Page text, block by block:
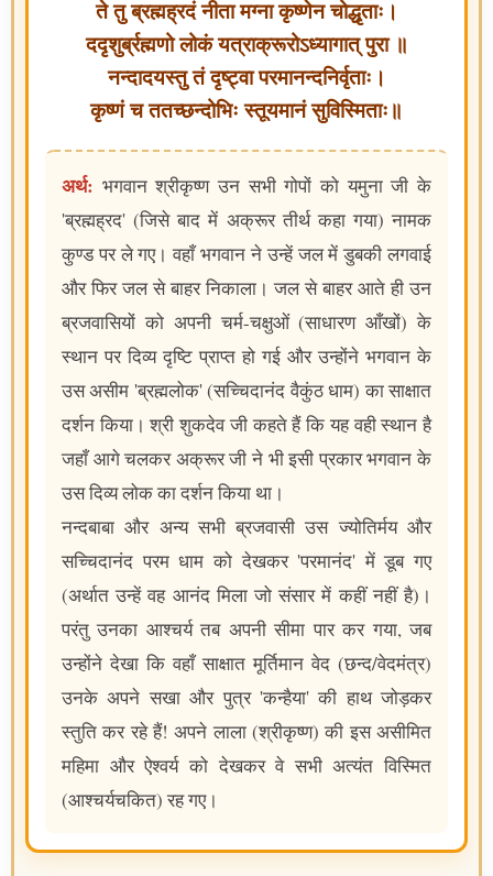
ते तु ब्रह्मह्रदं नीता मग्ना कृष्णेन चोद्धृताः।
ददृशुर्ब्रह्मणो लोकं यत्राक्रूरोऽध्यागात् पुरा ॥
नन्दादयस्तु तं दृष्ट्वा परमानन्दनिर्वृताः।
कृष्णं च ततच्छन्दोभिः स्तूयमानं सुविस्मिताः॥
अर्थ: भगवान श्रीकृष्ण उन सभी गोपों को यमुना जी के
'ब्रह्मह्रद' (जिसे बाद में अक्रूर तीर्थ कहा गया) नामक
कुण्ड पर ले गए। वहाँ भगवान ने उन्हें जल में डुबकी लगवाई
और फिर जल से बाहर निकाला। जल से बाहर आते ही उन
ब्रजवासियों को अपनी चर्म-चक्षुओं (साधारण आँखों) के
स्थान पर दिव्य दृष्टि प्राप्त हो गई और उन्होंने भगवान के
उस असीम 'ब्रह्मलोक' (सच्चिदानंद वैकुंठ धाम) का साक्षात
दर्शन किया। श्री शुकदेव जी कहते हैं कि यह वही स्थान है
जहाँ आगे चलकर अक्रूर जी ने भी इसी प्रकार भगवान के
उस दिव्य लोक का दर्शन किया था।
नन्दबाबा और अन्य सभी ब्रजवासी उस ज्योतिर्मय और
सच्चिदानंद परम धाम को देखकर 'परमानंद' में डूब गए
(अर्थात उन्हें वह आनंद मिला जो संसार में कहीं नहीं है)।
परंतु उनका आश्चर्य तब अपनी सीमा पार कर गया, जब
उन्होंने देखा कि वहाँ साक्षात मूर्तिमान वेद (छन्द/वेदमंत्र)
उनके अपने सखा और पुत्र 'कन्हैया' की हाथ जोड़कर
स्तुति कर रहे हैं! अपने लाला (श्रीकृष्ण) की इस असीमित
महिमा और ऐश्वर्य को देखकर वे सभी अत्यंत विस्मित
(आश्चर्यचकित) रह गए।